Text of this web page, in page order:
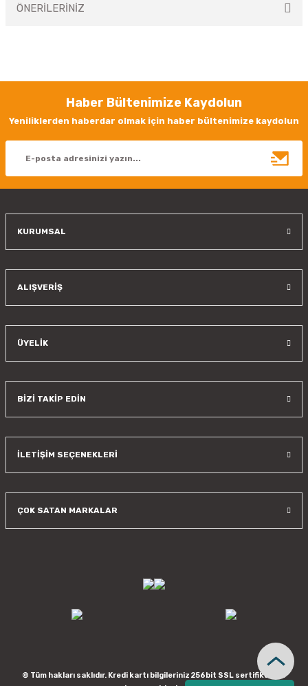
ÖNERİLERİNİZ
Görüş ve önerileriniz için teşekkür ederiz.
Ürün resmi kalitesiz, bozuk veya görüntülenemiyor.
Ürün bilgilerinde hatalar bulunuyor.
Haber Bültenimize Kaydolun
Yeniliklerden haberdar olmak için haber bültenimize kaydolun
KURUMSAL
ALIŞVERİŞ
ÜYELİK
BİZİ TAKİP EDİN
İLETİŞİM SEÇENEKLERİ
ÇOK SATAN MARKALAR
© Tüm hakları saklıdır. Kredi kartı bilgileriniz 256bit SSL sertifikası ile